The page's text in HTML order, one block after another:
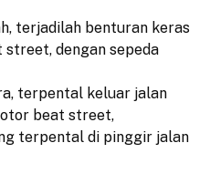
terjadilah benturan keras
dengan sepeda
terpental keluar jalan
beat street,
terpental di pinggir jalan